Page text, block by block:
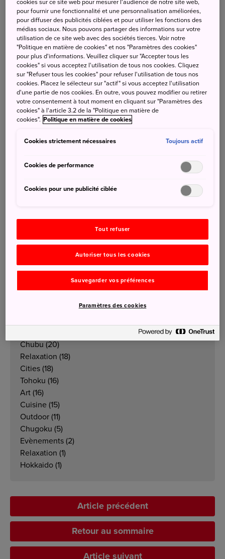
expositions, activités et un magasin qui a rassemblé des
souvenirs de Hakata et
des objets rares.
Appréciez le charme de Hataka !
Rechercher
Tout
Chubu (20)
Relaxation (18)
Cities (18)
Tohoku (16)
Art (16)
Cuisine (15)
Outdoor (11)
Chugoku (5)
Evènements (2)
Relaxation (1)
Hokkaido (1)
Article précédent
Retour au sommaire
Article suivant
cookies sur ce site web pour mesurer l'audience de notre site web,
pour fournir une fonctionnalité et une personnalisation améliorées,
pour diffuser des publicités ciblées et pour utiliser les fonctions des
médias sociaux. Nous pouvons partager des informations sur votre
utilisation de ce site web avec des sociétés tierces. Voir notre
"Politique en matière de cookies" et nos "Paramètres des cookies"
pour plus d'informations. Veuillez cliquer sur "Accepter tous les
cookies" si vous acceptez l'utilisation de tous nos cookies. Cliquez
sur "Refuser tous les cookies" pour refuser l'utilisation de tous nos
cookies. Placez le sélecteur sur "actif" si vous acceptez l'utilisation
d'une partie de nos cookies. En outre, vous pouvez modifier ou retirer
votre consentement à tout moment en cliquant sur "Paramètres des
cookies" à l'article 3.2 de la "Politique en matière de
cookies". Politique en matière de cookies
Cookies strictement nécessaires Toujours actif
Cookies de performance
Cookies pour une publicité ciblée
Tout refuser
Autoriser tous les cookies
Sauvegarder vos préférences
Paramètres des cookies